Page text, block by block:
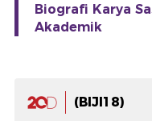
Biografi Karya
Akademik
(BIJI18)